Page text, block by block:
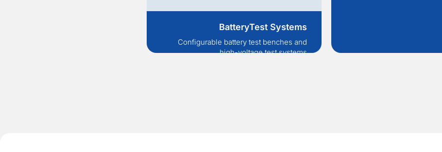
BatteryTest Systems
Configurable battery test benches and
high-voltage test systems